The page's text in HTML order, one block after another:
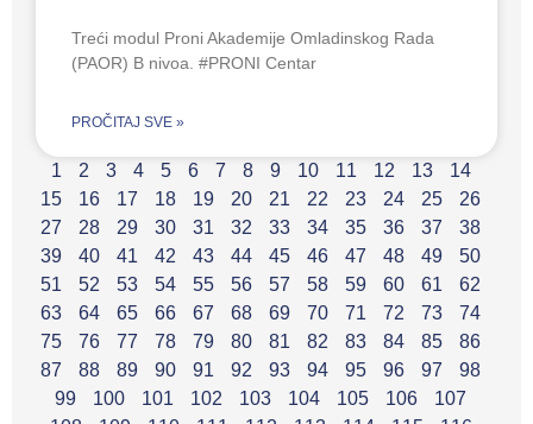
Treći modul Proni Akademije Omladinskog Rada
(PAOR) B nivoa. #PRONI Centar
PROČITAJ SVE »
1 2 3 4 5 6 7 8 9 10 11 12 13
14
15
16 17 18 19 20 21 22 23 24 25
26
27
28 29 30 31 32 33 34 35 36 37
38
39
40 41 42 43 44 45 46 47 48 49
50
51
52 53 54 55 56 57 58 59 60 61
62
63
64 65 66 67 68 69 70 71 72 73
74
75
76 77 78 79 80 81 82 83 84 85
86
87
88 89 90 91 92 93 94 95 96 97
98
99
100 101 102 103 104 105 106
107